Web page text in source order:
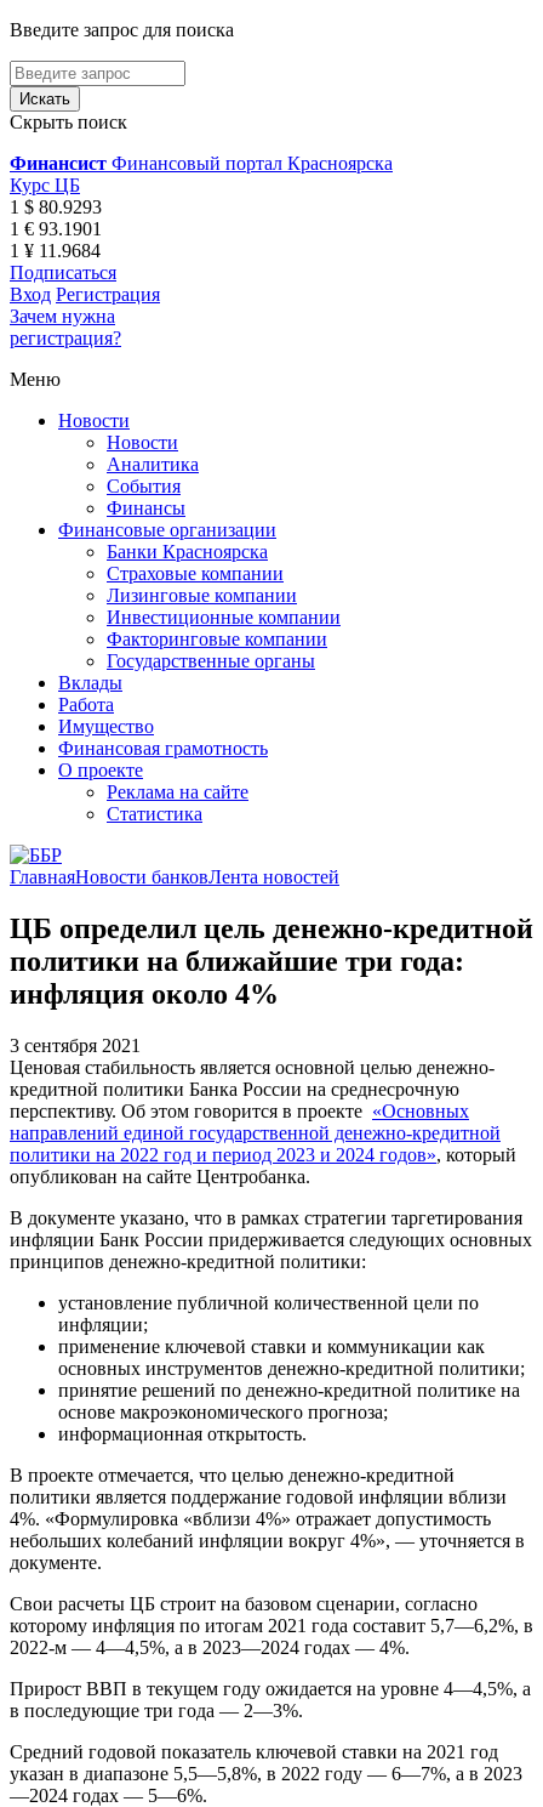
Введите запрос для поиска
Скрыть поиск
Финансист Финансовый портал Красноярска
Курс ЦБ
1 $ 80.9293
1 € 93.1901
1 ¥ 11.9684
Подписаться
Вход Регистрация
Зачем нужна
регистрация?
Меню
Новости
Новости
Аналитика
События
Финансы
Финансовые организации
Банки Красноярска
Страховые компании
Лизинговые компании
Инвестиционные компании
Факторинговые компании
Государственные органы
Вклады
Работа
Имущество
Финансовая грамотность
О проекте
Реклама на сайте
Статистика
ГлавнаяНовости банковЛента новостей
ЦБ определил цель денежно-кредитной
политики на ближайшие три года:
инфляция около 4%
3 сентября 2021
Ценовая стабильность является основной целью денежно-
кредитной политики Банка России на среднесрочную
перспективу. Об этом говорится в проекте «Основных
направлений единой государственной денежно-кредитной
политики на 2022 год и период 2023 и 2024 годов», который
опубликован на сайте Центробанка.
В документе указано, что в рамках стратегии таргетирования
инфляции Банк России придерживается следующих основных
принципов денежно-кредитной политики:
установление публичной количественной цели по
инфляции;
применение ключевой ставки и коммуникации как
основных инструментов денежно-кредитной политики;
принятие решений по денежно-кредитной политике на
основе макроэкономического прогноза;
информационная открытость.
В проекте отмечается, что целью денежно-кредитной
политики является поддержание годовой инфляции вблизи
4%. «Формулировка «вблизи 4%» отражает допустимость
небольших колебаний инфляции вокруг 4%», — уточняется в
документе.
Свои расчеты ЦБ строит на базовом сценарии, согласно
которому инфляция по итогам 2021 года составит 5,7—6,2%, в
2022-м — 4—4,5%, а в 2023—2024 годах — 4%.
Прирост ВВП в текущем году ожидается на уровне 4—4,5%, а
в последующие три года — 2—3%.
Средний годовой показатель ключевой ставки на 2021 год
указан в диапазоне 5,5—5,8%, в 2022 году — 6—7%, а в 2023
—2024 годах — 5—6%.